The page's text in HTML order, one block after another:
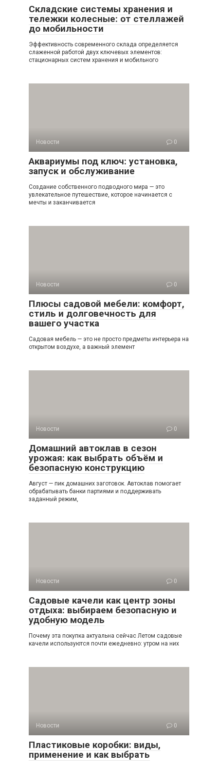
Складские системы хранения и
тележки колесные: от стеллажей
до мобильности
Эффективность современного склада определяется
слаженной работой двух ключевых элементов:
стационарных систем хранения и мобильного
Новости 0
Аквариумы под ключ: установка,
запуск и обслуживание
Создание собственного подводного мира — это
увлекательное путешествие, которое начинается с
мечты и заканчивается
Новости 0
Плюсы садовой мебели: комфорт,
стиль и долговечность для
вашего участка
Садовая мебель — это не просто предметы интерьера на
открытом воздухе, а важный элемент
Новости 0
Домашний автоклав в сезон
урожая: как выбрать объём и
безопасную конструкцию
Август — пик домашних заготовок. Автоклав помогает
обрабатывать банки партиями и поддерживать
заданный режим,
Новости 0
Садовые качели как центр зоны
отдыха: выбираем безопасную и
удобную модель
Почему эта покупка актуальна сейчас Летом садовые
качели используются почти ежедневно: утром на них
Новости 0
Пластиковые коробки: виды,
применение и как выбрать